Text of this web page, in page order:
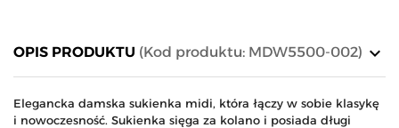
keyboard_arrow_down
OPIS PRODUKTU (Kod produktu: MDW5500-002)
Elegancka damska sukienka midi, która łączy w sobie klasykę
i nowoczesność. Sukienka sięga za kolano i posiada długi